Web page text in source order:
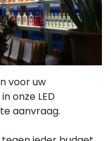
voor uw
onze LED
aanvraag.